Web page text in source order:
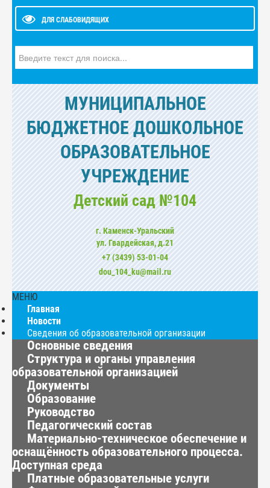
ДЛЯ СЛАБОВИДЯЩИХ
МУНИЦИПАЛЬНОЕ
БЮДЖЕТНОЕ ДОШКОЛЬНОЕ
ОБРАЗОВАТЕЛЬНОЕ
УЧРЕЖДЕНИЕ
Детский сад №104
г. Каменск-Уральский
ул. Гвардейская, д.21
+7 (3439) 53-01-04
dou_104_ku@mail.ru
МЕНЮ
Главная
Новости
Сведения об образовательной организации
Основные сведения
Структура и органы управления
образовательной организацией
Документы
Образование
Руководство
Педагогический состав
Материально-техническое обеспечение и
оснащённость образовательного процесса.
Доступная среда
Платные образовательные услуги